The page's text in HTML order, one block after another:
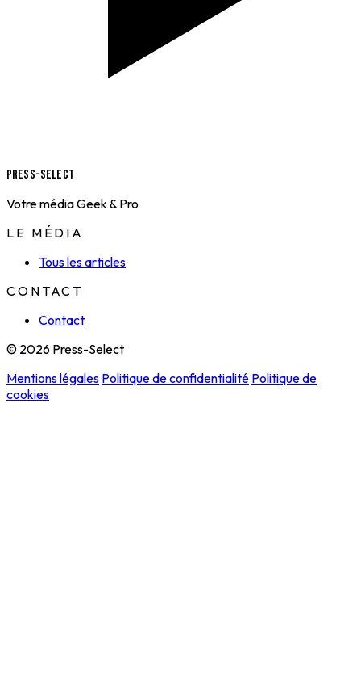
Press-Select
Votre média Geek & Pro
LE MÉDIA
Tous les articles
CONTACT
Contact
© 2026 Press-Select
Mentions légales Politique de confidentialité Politique de
cookies